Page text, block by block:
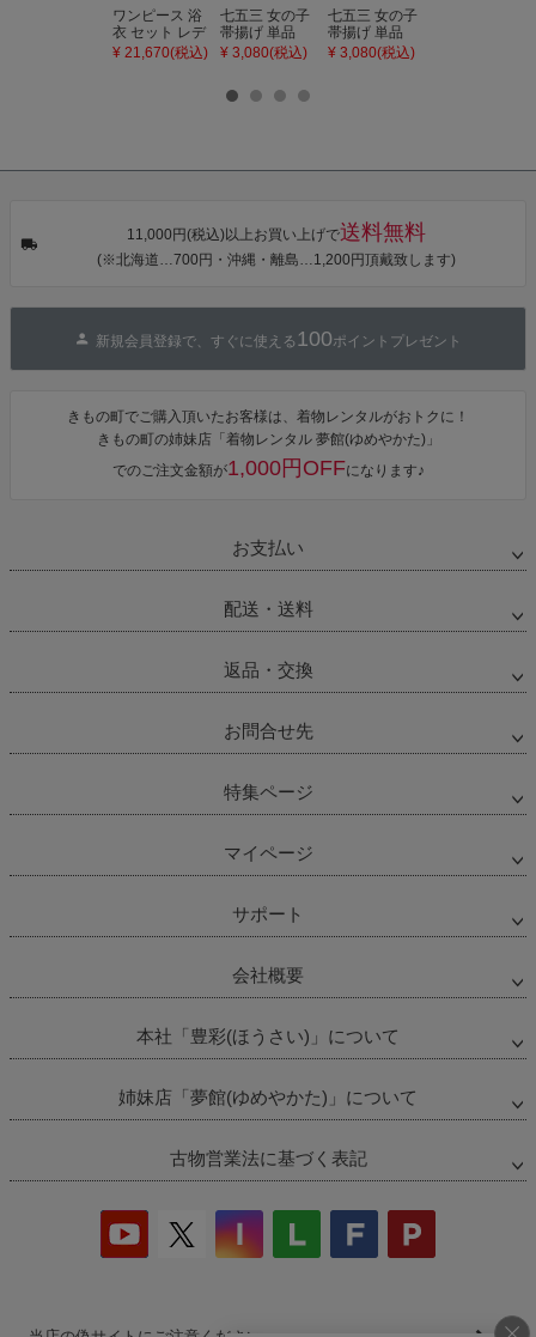
ワンピース 浴
衣 セット レデ
ィース 吸水速
タン・夜の葉
カシュクール
ワンピース 簡
単着付け 大人
¥ 21,670(税込)
七五三 女の子
帯揚げ 単品
「灰桃色」日
びあげ 和装 着
【メール便不
¥ 3,080(税込)
七五三 女の子
帯揚げ 単品
「若葉色」日
【メール便不
¥ 3,080(税込)
【メール便不
11,000円(税込)以上お買い上げで送料無料
(※北海道…700円・沖縄・離島…1,200円頂戴致します)
新規会員登録で、すぐに使える 100ポイントプレゼント
きもの町でご購入頂いたお客様は、着物レンタルがおトクに！
きもの町の姉妹店「着物レンタル 夢館(ゆめやかた)」
でのご注文金額が1,000円OFFになります♪
お支払い
配送・送料
返品・交換
お問合せ先
特集ページ
マイページ
サポート
会社概要
本社「豊彩(ほうさい)」について
姉妹店「夢館(ゆめやかた)」について
古物営業法に基づく表記